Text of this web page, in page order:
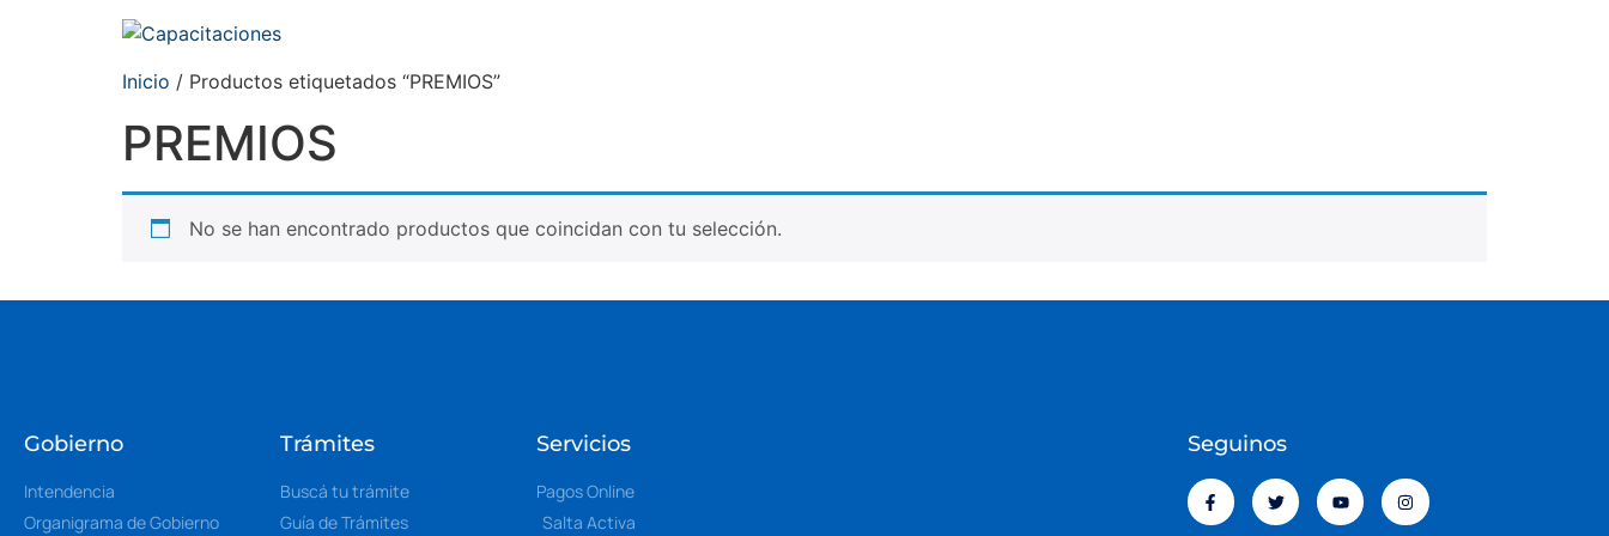
Inicio / Productos etiquetados “PREMIOS”
PREMIOS
No se han encontrado productos que coincidan con tu selección.
Gobierno
Intendencia
Organigrama de Gobierno
Trámites
Buscá tu trámite
Guía de Trámites
Servicios
Pagos Online
Salta Activa
Seguinos